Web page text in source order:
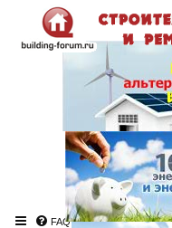
FAQ